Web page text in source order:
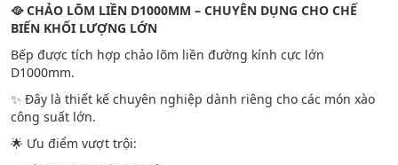
🥘 CHẢO LÕM LIỀN D1000MM – CHUYÊN DỤNG CHO CHẾ
BIẾN KHỐI LƯỢNG LỚN
Bếp được tích hợp chảo lõm liền đường kính cực lớn
D1000mm.
✨ Đây là thiết kế chuyên nghiệp dành riêng cho các món xào
công suất lớn.
🌟 Ưu điểm vượt trội: